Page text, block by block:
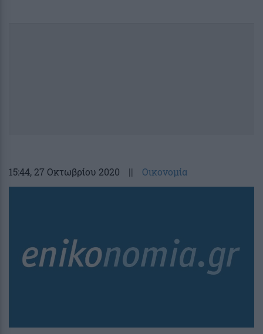
15:44, 27 Οκτωβρίου 2020 || Οικονομία